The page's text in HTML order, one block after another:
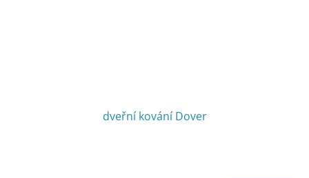
dveřní kování Dover